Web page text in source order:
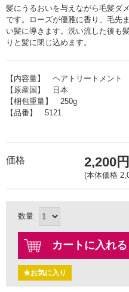
髪にうるおいを与えながら毛髪ダ
です。ローズが優雅に香り、毛先
い髪に導きます。洗い流した後も
りと髪に閉じ込めます。
【内容量】 ヘアトリートメント
【原産国】 日本
【梱包重量】 250g
【品番】 5121
価格 2,200円
(本体価格
数量
カートに入れる
★お気に入り